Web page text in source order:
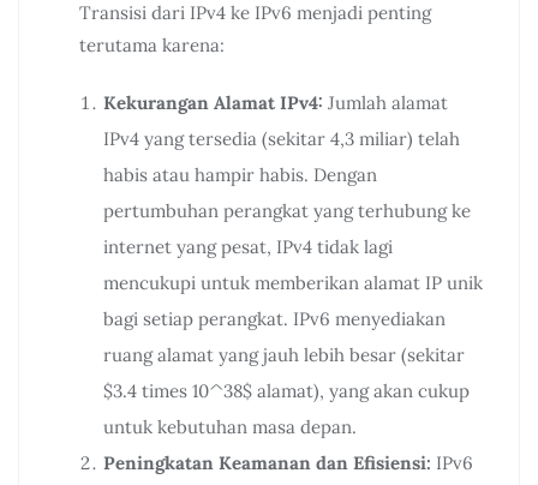
Transisi dari IPv4 ke IPv6 menjadi penting
terutama karena:
Kekurangan Alamat IPv4: Jumlah alamat
IPv4 yang tersedia (sekitar 4,3 miliar) telah
habis atau hampir habis. Dengan
pertumbuhan perangkat yang terhubung ke
internet yang pesat, IPv4 tidak lagi
mencukupi untuk memberikan alamat IP unik
bagi setiap perangkat. IPv6 menyediakan
ruang alamat yang jauh lebih besar (sekitar
$3.4 times 10^38$ alamat), yang akan cukup
untuk kebutuhan masa depan.
Peningkatan Keamanan dan Efisiensi: IPv6